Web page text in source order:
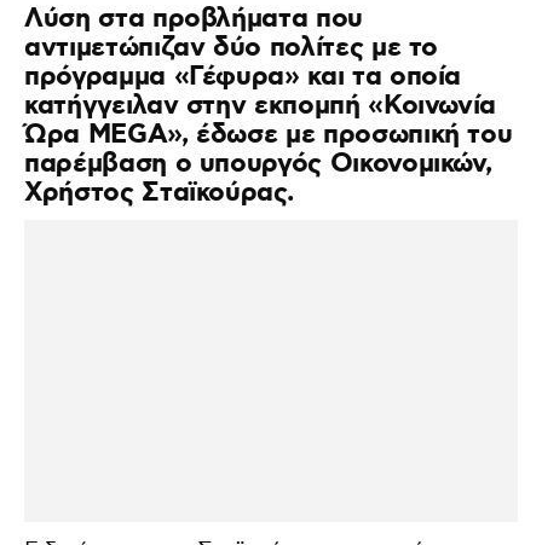
Λύση στα προβλήματα που
αντιμετώπιζαν δύο πολίτες με το
πρόγραμμα «Γέφυρα» και τα οποία
κατήγγειλαν στην εκπομπή «Κοινωνία
Ώρα MEGA», έδωσε με προσωπική του
παρέμβαση ο υπουργός Οικονομικών,
Χρήστος Σταϊκούρας.